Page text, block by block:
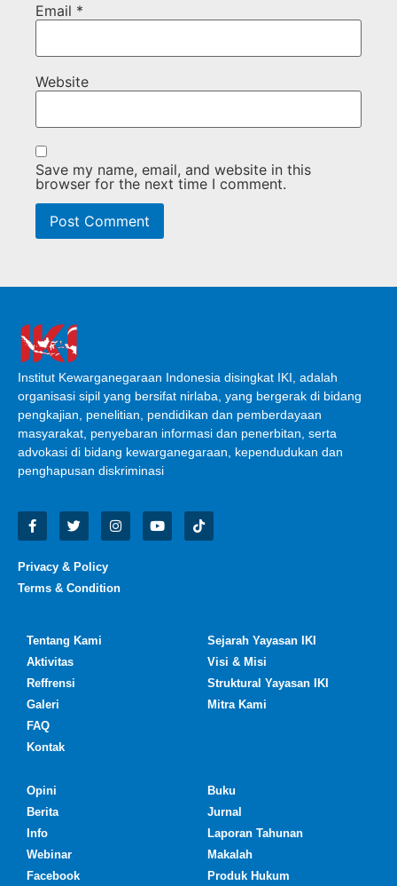
Email *
Website
Save my name, email, and website in this
browser for the next time I comment.
Institut Kewarganegaraan Indonesia disingkat IKI, adalah
organisasi sipil yang bersifat nirlaba, yang bergerak di bidang
pengkajian, penelitian, pendidikan dan pemberdayaan
masyarakat, penyebaran informasi dan penerbitan, serta
advokasi di bidang kewarganegaraan, kependudukan dan
penghapusan diskriminasi
Privacy & Policy
Terms & Condition
Tentang Kami
Aktivitas
Reffrensi
Galeri
FAQ
Kontak
Sejarah Yayasan IKI
Visi & Misi
Struktural Yayasan IKI
Mitra Kami
Opini
Berita
Info
Webinar
Facebook
Buku
Jurnal
Laporan Tahunan
Makalah
Produk Hukum